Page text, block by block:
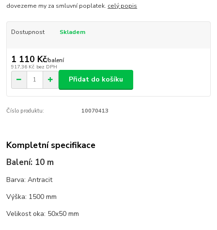
dovezeme my za smluvní poplatek. celý popis
Dostupnost Skladem
1 110 Kč/balení
917,36 Kč bez DPH
Přidat do košíku
Číslo produktu: 10070413
Kompletní specifikace
Balení: 10 m
Barva: Antracit
Výška: 1500 mm
Velikost oka: 50x50 mm